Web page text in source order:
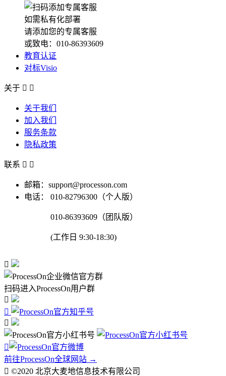
如需私有化部署
请添加您的专属客服
或致电：010-86393609
教育认证
对标Visio
关于  
关于我们
加入我们
服务条款
隐私政策
联系  
邮箱：support@processon.com
电话：
010-82796300（个人版）
010-86393609（团队版）
(工作日 9:30-18:30)

扫码进入ProcessOn用户群




前往ProcessOn全球网站 →
 ©2020 北京大麦地信息技术有限公司